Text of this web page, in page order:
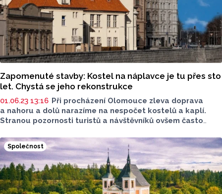
Zapomenuté stavby: Kostel na náplavce je tu přes sto
let. Chystá se jeho rekonstrukce
01.06.23 13:16 Při procházení Olomouce zleva doprava
a nahoru a dolů narazíme na nespočet kostelů a kaplí.
Stranou pozornosti turistů a návštěvníků ovšem často
náplavky, je přitom chráněnou kulturní památkou. Nyní
se začíná nahlas mluvit o jeho opravě, která je rozdělena
do několika etap. Se seriálem Zapomenuté stavby se tak
po čase vracíme do Husovy ulice. Připomeňme si minulost
a představme si budoucnost tamního kostela.
Společnost